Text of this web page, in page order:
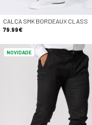
CALÇA SMK BORDEAUX CLASS
79.99€
NOVIDADE